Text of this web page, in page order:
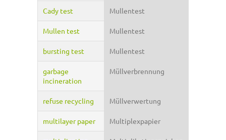
Cady test Mullentest
Mullen test Mullentest
bursting test Mullentest
garbage
incineration
Müllverbrennung
refuse recycling Müllverwertung
multilayer paper Multiplexpapier